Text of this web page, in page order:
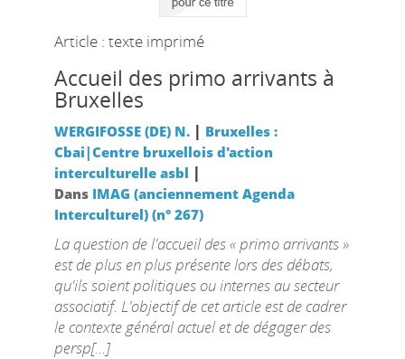
Article : texte imprimé
Accueil des primo arrivants à
Bruxelles
WERGIFOSSE (DE) N. | Bruxelles :
Cbai|Centre bruxellois d'action
interculturelle asbl |
Dans IMAG (anciennement Agenda
Interculturel) (n° 267)
La question de l'accueil des « primo arrivants »
est de plus en plus présente lors des débats,
qu'ils soient politiques ou internes au secteur
associatif. L'objectif de cet article est de cadrer
le contexte général actuel et de dégager des
persp[...]